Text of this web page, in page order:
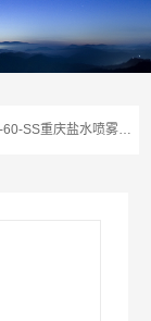
SS重庆盐水喷雾试验机